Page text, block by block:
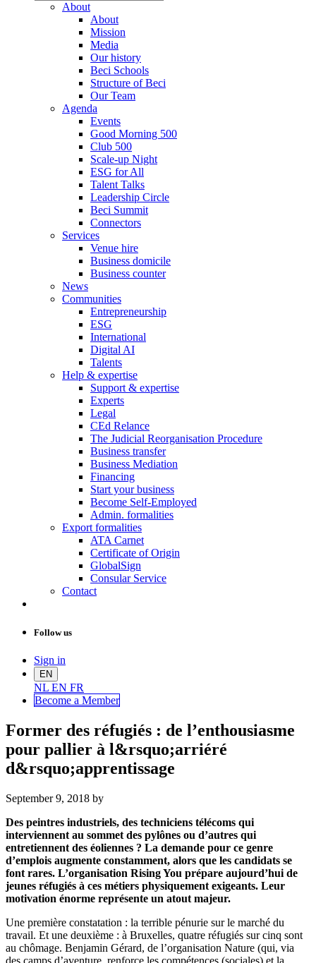
About
About
Mission
Media
Our history
Beci Schools
Structure of Beci
Our Team
Agenda
Events
Good Morning 500
Club 500
Scale-up Night
ESG for All
Talent Talks
Leadership Circle
Beci Summit
Connectors
Services
Venue hire
Business domicile
Business counter
News
Communities
Entrepreneurship
ESG
International
Digital AI
Talents
Help & expertise
Support & expertise
Experts
Legal
CEd Relance
The Judicial Reorganisation Procedure
Business transfer
Business Mediation
Financing
Start your business
Become Self-Employed
Admin. formalities
Export formalities
ATA Carnet
Certificate of Origin
GlobalSign
Consular Service
Contact
Follow us
Sign in
EN
NL EN FR
Become a Member
Former des réfugiés : de l’enthousiasme
pour pallier à l&rsquo;arriéré
d&rsquo;apprentissage
September 9, 2018 by
Des peintres industriels, des techniciens télécoms qui
interviennent au sommet des pylônes ou d’autres qui
entretiennent des éoliennes ? La demande pour ce genre
d’emplois augmente constamment, alors que les candidats se
font rares. L’organisation Rising You prépare aujourd’hui de
jeunes réfugiés à ces métiers physiquement exigeants. Leur
motivation énorme représente un atout majeur.
Une première constatation : la terrible pénurie sur le marché du
travail. Et une deuxième : à Bruxelles, quatre réfugiés sur cinq sont
au chômage. Benjamin Gérard, de l’organisation Nature (qui, via